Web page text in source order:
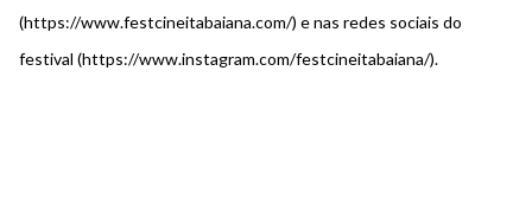
(https://www.festcineitabaiana.com/) e nas redes sociais do
festival (https://www.instagram.com/festcineitabaiana/).